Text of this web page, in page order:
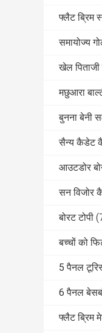
फ्लैट ब्रिम
समायोज्य
खेल
मछुआरा
बुनना बेनी
सैन्य कैडेट
आउटडोर
सन विजोर
बोरट टोपी
बच्चों को
5 पैनल
6 पैनल
फ्लैट ब्रिम